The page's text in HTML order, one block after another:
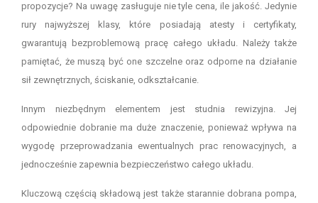
propozycje? Na uwagę zasługuje nie tyle cena, ile jakość. Jedynie
rury najwyższej klasy, które posiadają atesty i certyfikaty,
gwarantują bezproblemową pracę całego układu. Należy także
pamiętać, że muszą być one szczelne oraz odporne na działanie
sił zewnętrznych, ściskanie, odkształcanie.
Innym niezbędnym elementem jest studnia rewizyjna. Jej
odpowiednie dobranie ma duże znaczenie, ponieważ wpływa na
wygodę przeprowadzania ewentualnych prac renowacyjnych, a
jednocześnie zapewnia bezpieczeństwo całego układu.
Kluczową częścią składową jest także starannie dobrana pompa,